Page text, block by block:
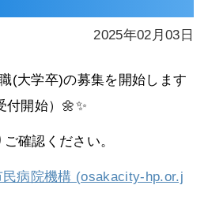
2025年02月03日
(大学卒)の募集を開始します
付開始）🌼✨
確認ください。
病院機構 (osakacity-hp.or.j